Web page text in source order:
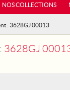
NOS COLLECTIONS
: 3628GJ 00013
3628GJ